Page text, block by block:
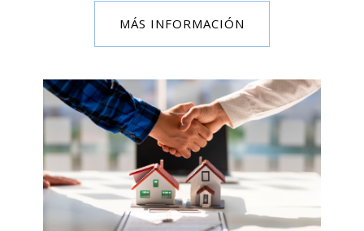
MÁS INFORMACIÓN